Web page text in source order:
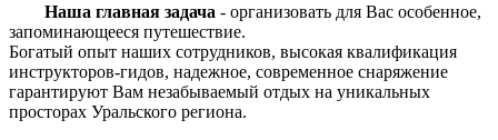
Наша главная задача - организовать для Вас особенное,
запоминающееся путешествие.
Богатый опыт наших сотрудников, высокая квалификация
инструкторов-гидов, надежное, современное снаряжение
гарантируют Вам незабываемый отдых на уникальных
просторах Уральского региона.